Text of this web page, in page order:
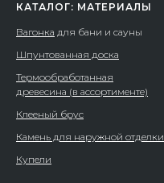
КАТАЛОГ: МАТЕРИАЛЫ
Вагонка для бани и сауны
Шпунтованная доска
Термообработанная
древесина (в ассортименте)
Клееный брус
Камень для наружной отделки
Купели